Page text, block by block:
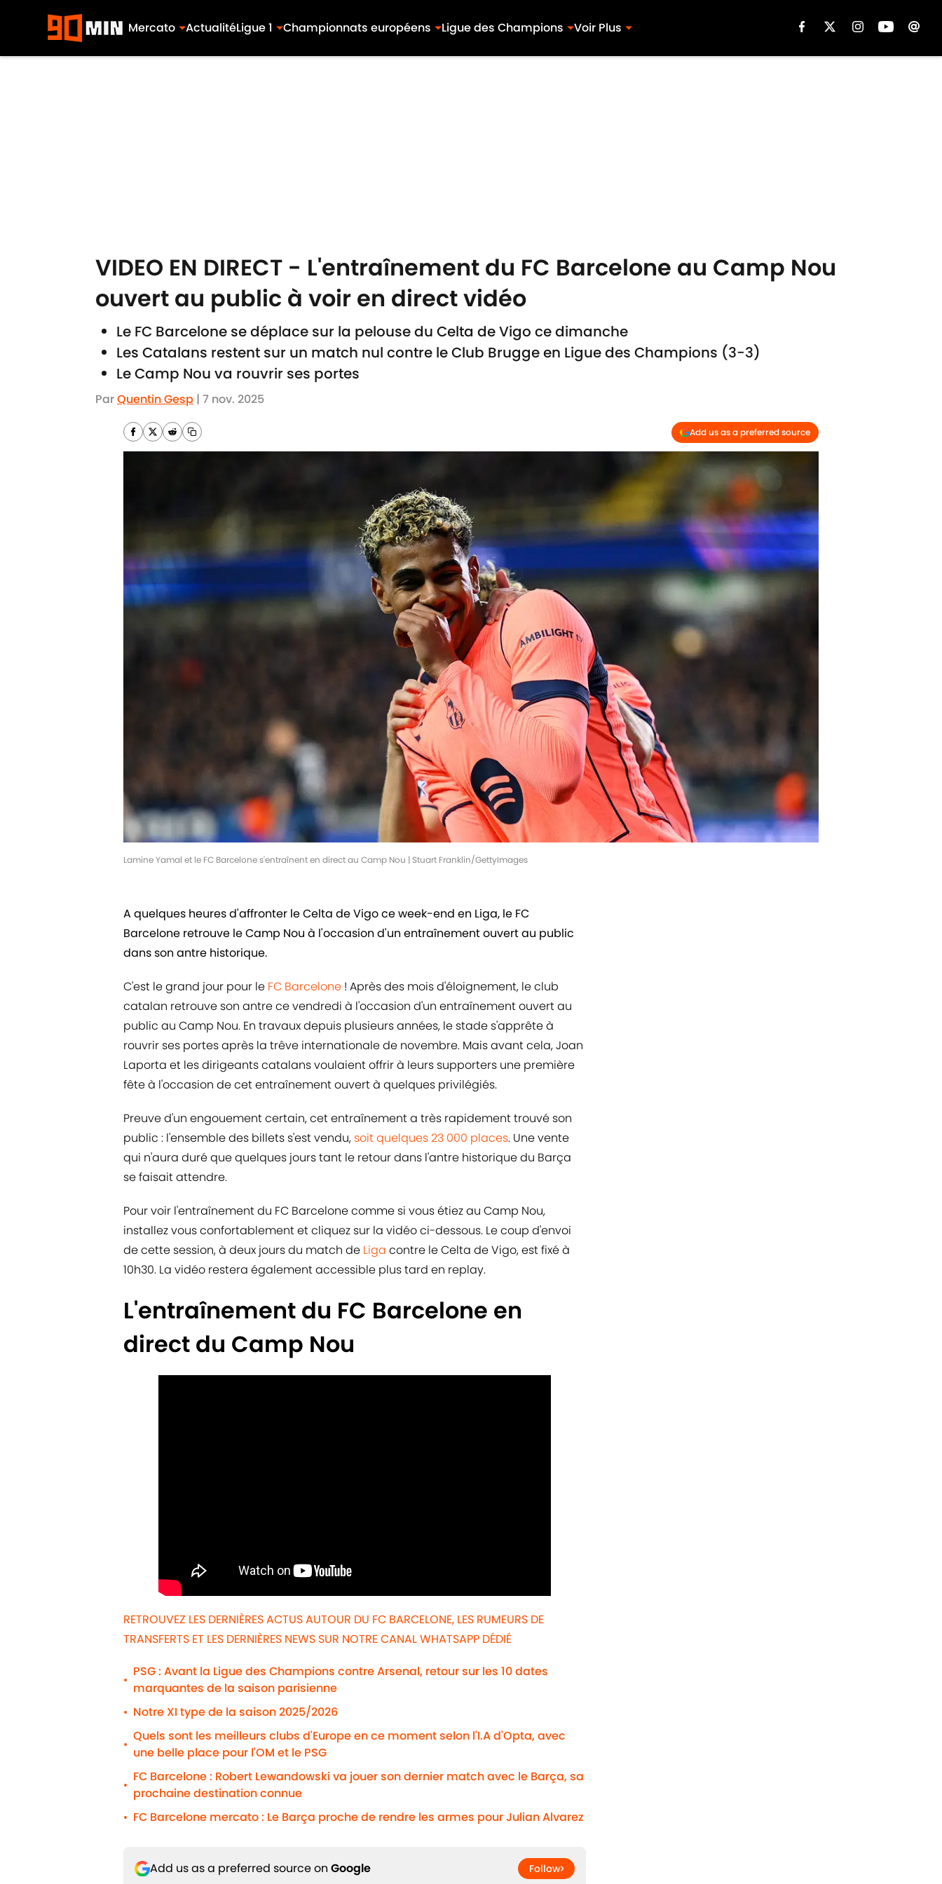
Mercato ActualitéLigue 1 Championnats européens Ligue des Champions Voir Plus
VIDEO EN DIRECT - L'entraînement du FC Barcelone au Camp Nou
ouvert au public à voir en direct vidéo
Le FC Barcelone se déplace sur la pelouse du Celta de Vigo ce dimanche
Les Catalans restent sur un match nul contre le Club Brugge en Ligue des Champions (3-3)
Le Camp Nou va rouvrir ses portes
ParQuentin Gesp | 7 nov. 2025
Add us as a preferred source
Lamine Yamal et le FC Barcelone s'entraînent en direct au Camp Nou | Stuart Franklin/GettyImages
A quelques heures d'affronter le Celta de Vigo ce week-end en Liga, le FC
Barcelone retrouve le Camp Nou à l'occasion d'un entraînement ouvert au public
dans son antre historique.
C'est le grand jour pour le FC Barcelone ! Après des mois d'éloignement, le club
catalan retrouve son antre ce vendredi à l'occasion d'un entraînement ouvert au
public au Camp Nou. En travaux depuis plusieurs années, le stade s'apprête à
rouvrir ses portes après la trêve internationale de novembre. Mais avant cela, Joan
Laporta et les dirigeants catalans voulaient offrir à leurs supporters une première
fête à l'occasion de cet entraînement ouvert à quelques privilégiés.
Preuve d'un engouement certain, cet entraînement a très rapidement trouvé son
public : l'ensemble des billets s'est vendu, soit quelques 23 000 places. Une vente
qui n'aura duré que quelques jours tant le retour dans l'antre historique du Barça
se faisait attendre.
Pour voir l'entraînement du FC Barcelone comme si vous étiez au Camp Nou,
installez vous confortablement et cliquez sur la vidéo ci-dessous. Le coup d'envoi
de cette session, à deux jours du match de Liga contre le Celta de Vigo, est fixé à
10h30. La vidéo restera également accessible plus tard en replay.
L'entraînement du FC Barcelone en
direct du Camp Nou
RETROUVEZ LES DERNIÈRES ACTUS AUTOUR DU FC BARCELONE, LES RUMEURS DE
TRANSFERTS ET LES DERNIÈRES NEWS SUR NOTRE CANAL WHATSAPP DÉDIÉ
•
PSG : Avant la Ligue des Champions contre Arsenal, retour sur les 10 dates
marquantes de la saison parisienne
• Notre XI type de la saison 2025/2026
•
Quels sont les meilleurs clubs d'Europe en ce moment selon l'I.A d'Opta, avec
une belle place pour l'OM et le PSG
•
FC Barcelone : Robert Lewandowski va jouer son dernier match avec le Barça, sa
prochaine destination connue
• FC Barcelone mercato : Le Barça proche de rendre les armes pour Julian Alvarez
Add us as a preferred source on Google Follow